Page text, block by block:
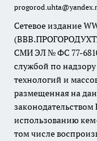
Сетевое издание
СМИ ЭЛ № ФС 77-
службой по
технологий и
размещенная на
использованию
том числе